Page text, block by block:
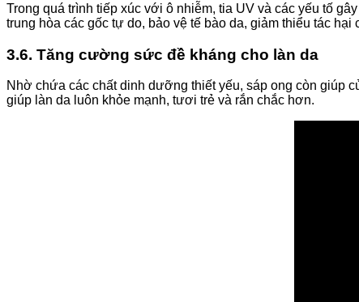
Trong quá trình tiếp xúc với ô nhiễm, tia UV và các yếu tố
trung hòa các gốc tự do, bảo vệ tế bào da, giảm thiểu tác
3.6. Tăng cường sức đề kháng cho làn da
Nhờ chứa các chất dinh dưỡng thiết yếu, sáp ong còn giúp
giúp làn da luôn khỏe mạnh, tươi trẻ và rắn chắc hơn.